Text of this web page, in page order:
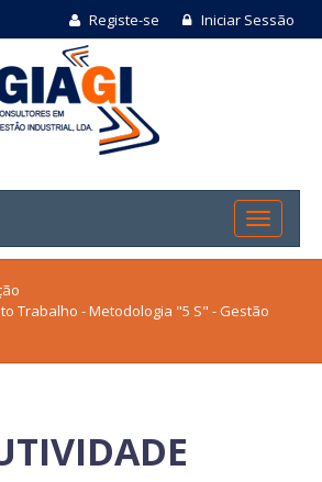
Registe-se Iniciar Sessão
Trabalho - Metodologia "5 S" - Gestão